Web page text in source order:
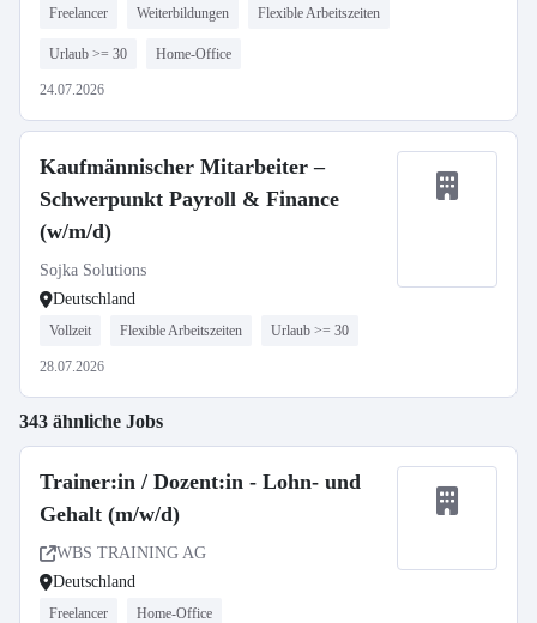
Freelancer Weiterbildungen Flexible Arbeitszeiten
Urlaub >= 30 Home-Office
24.07.2026
Kaufmännischer Mitarbeiter –
Schwerpunkt Payroll & Finance
(w/m/d)
Sojka Solutions
Deutschland
Vollzeit Flexible Arbeitszeiten Urlaub >= 30
28.07.2026
343 ähnliche Jobs
Trainer:in / Dozent:in - Lohn- und
Gehalt (m/w/d)
WBS TRAINING AG
Deutschland
Freelancer Home-Office